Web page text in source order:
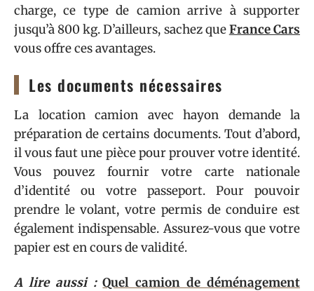
charge, ce type de camion arrive à supporter
jusqu’à 800 kg. D’ailleurs, sachez queFrance Cars
vous offre ces avantages.
Les documents nécessaires
La location camion avec hayon demande la
préparation de certains documents. Tout d’abord,
il vous faut une pièce pour prouver votre identité.
Vous pouvez fournir votre carte nationale
d’identité ou votre passeport. Pour pouvoir
prendre le volant, votre permis de conduire est
également indispensable. Assurez-vous que votre
papier est en cours de validité.
A lire aussi : Quel camion de déménagement